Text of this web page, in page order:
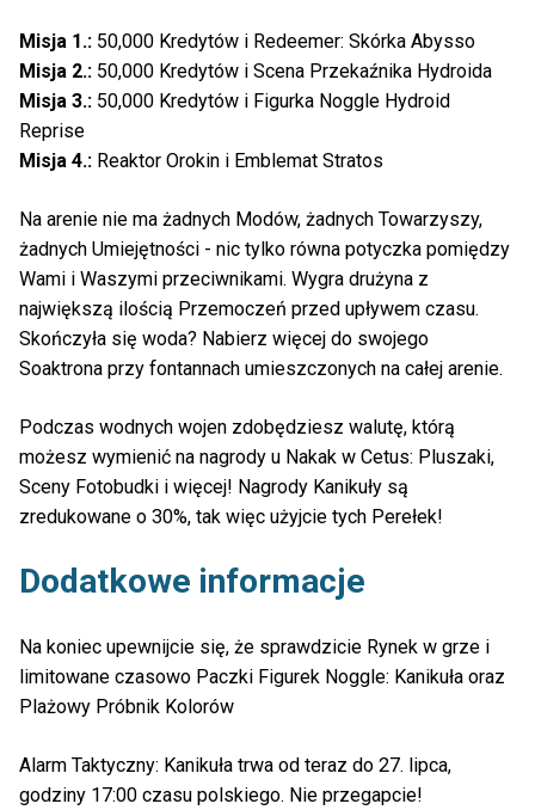
Misja 1.: 50,000 Kredytów i Redeemer: Skórka Abysso
Misja 2.: 50,000 Kredytów i Scena Przekaźnika Hydroida
Misja 3.: 50,000 Kredytów i Figurka Noggle Hydroid
Reprise
Misja 4.: Reaktor Orokin i Emblemat Stratos
Na arenie nie ma żadnych Modów, żadnych Towarzyszy,
żadnych Umiejętności - nic tylko równa potyczka pomiędzy
Wami i Waszymi przeciwnikami. Wygra drużyna z
największą ilością Przemoczeń przed upływem czasu.
Skończyła się woda? Nabierz więcej do swojego
Soaktrona przy fontannach umieszczonych na całej arenie.
Podczas wodnych wojen zdobędziesz walutę, którą
możesz wymienić na nagrody u Nakak w Cetus: Pluszaki,
Sceny Fotobudki i więcej! Nagrody Kanikuły są
zredukowane o 30%, tak więc użyjcie tych Perełek!
Dodatkowe informacje
Na koniec upewnijcie się, że sprawdzicie Rynek w grze i
limitowane czasowo Paczki Figurek Noggle: Kanikuła oraz
Plażowy Próbnik Kolorów
Alarm Taktyczny: Kanikuła trwa od teraz do 27. lipca,
godziny 17:00 czasu polskiego. Nie przegapcie!